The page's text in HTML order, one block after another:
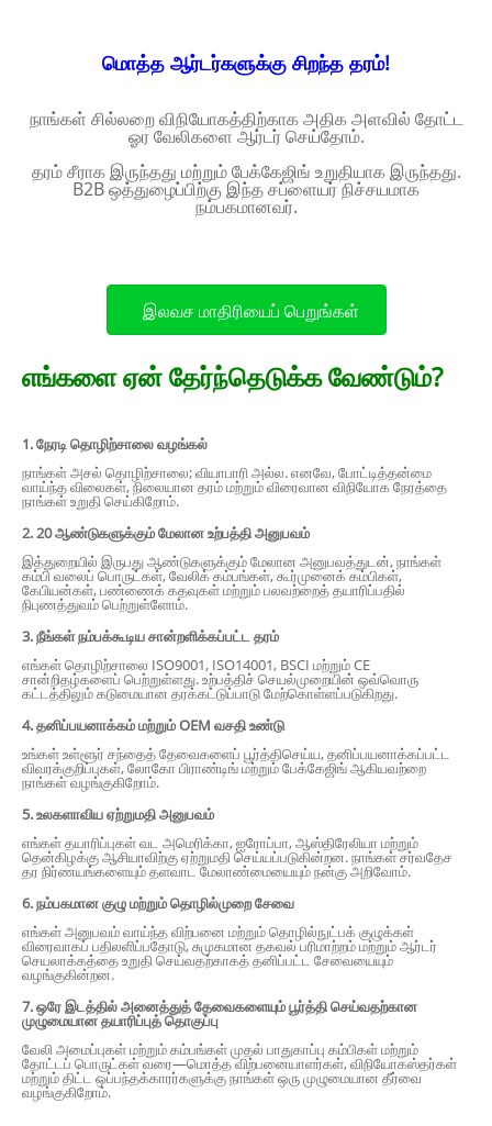
மொத்த ஆர்டர்களுக்கு சிறந்த தரம்!
நாங்கள் சில்லறை விநியோகத்திற்காக அதிக அளவில் தோட்ட
ஓர வேலிகளை ஆர்டர் செய்தோம்.
தரம் சீராக இருந்தது மற்றும் பேக்கேஜிங் உறுதியாக இருந்தது.
B2B ஒத்துழைப்பிற்கு இந்த சப்ளையர் நிச்சயமாக
நம்பகமானவர்.
இலவச மாதிரியைப் பெறுங்கள்
எங்களை ஏன் தேர்ந்தெடுக்க வேண்டும்?
1. நேரடி தொழிற்சாலை வழங்கல்
நாங்கள் அசல் தொழிற்சாலை; வியாபாரி அல்ல. எனவே, போட்டித்தன்மை
வாய்ந்த விலைகள், நிலையான தரம் மற்றும் விரைவான விநியோக நேரத்தை
நாங்கள் உறுதி செய்கிறோம்.
2. 20 ஆண்டுகளுக்கும் மேலான உற்பத்தி அனுபவம்
இத்துறையில் இருபது ஆண்டுகளுக்கும் மேலான அனுபவத்துடன், நாங்கள்
கம்பி வலைப் பொருட்கள், வேலிக் கம்பங்கள், கூர்முனைக் கம்பிகள்,
கேபியன்கள், பண்ணைக் கதவுகள் மற்றும் பலவற்றைத் தயாரிப்பதில்
நிபுணத்துவம் பெற்றுள்ளோம்.
3. நீங்கள் நம்பக்கூடிய சான்றளிக்கப்பட்ட தரம்
எங்கள் தொழிற்சாலை ISO9001, ISO14001, BSCI மற்றும் CE
சான்றிதழ்களைப் பெற்றுள்ளது. உற்பத்திச் செயல்முறையின் ஒவ்வொரு
கட்டத்திலும் கடுமையான தரக்கட்டுப்பாடு மேற்கொள்ளப்படுகிறது.
4. தனிப்பயனாக்கம் மற்றும் OEM வசதி உண்டு
உங்கள் உள்ளூர் சந்தைத் தேவைகளைப் பூர்த்திசெய்ய, தனிப்பயனாக்கப்பட்ட
விவரக்குறிப்புகள், லோகோ பிராண்டிங் மற்றும் பேக்கேஜிங் ஆகியவற்றை
நாங்கள் வழங்குகிறோம்.
5. உலகளாவிய ஏற்றுமதி அனுபவம்
எங்கள் தயாரிப்புகள் வட அமெரிக்கா, ஐரோப்பா, ஆஸ்திரேலியா மற்றும்
தென்கிழக்கு ஆசியாவிற்கு ஏற்றுமதி செய்யப்படுகின்றன. நாங்கள் சர்வதேச
தர நிர்ணயங்களையும் தளவாட மேலாண்மையையும் நன்கு அறிவோம்.
6. நம்பகமான குழு மற்றும் தொழில்முறை சேவை
எங்கள் அனுபவம் வாய்ந்த விற்பனை மற்றும் தொழில்நுட்பக் குழுக்கள்
விரைவாகப் பதிலளிப்பதோடு, சுமுகமான தகவல் பரிமாற்றம் மற்றும் ஆர்டர்
செயலாக்கத்தை உறுதி செய்வதற்காகத் தனிப்பட்ட சேவையையும்
வழங்குகின்றன.
7. ஒரே இடத்தில் அனைத்துத் தேவைகளையும் பூர்த்தி செய்வதற்கான
முழுமையான தயாரிப்புத் தொகுப்பு
வேலி அமைப்புகள் மற்றும் கம்பங்கள் முதல் பாதுகாப்பு கம்பிகள் மற்றும்
தோட்டப் பொருட்கள் வரை—மொத்த விற்பனையாளர்கள், விநியோகஸ்தர்கள்
மற்றும் திட்ட ஒப்பந்தக்காரர்களுக்கு நாங்கள் ஒரு முழுமையான தீர்வை
வழங்குகிறோம்.